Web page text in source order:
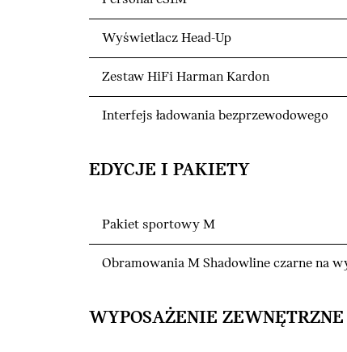
Wyświetlacz Head-Up
Zestaw HiFi Harman Kardon
Interfejs ładowania bezprzewodowego
EDYCJE I PAKIETY
Pakiet sportowy M
Obramowania M Shadowline czarne na
WYPOSAŻENIE ZEWNĘTRZNE